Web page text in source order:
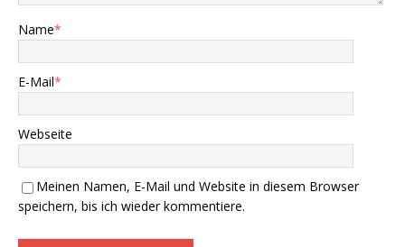
Name*
E-Mail*
Webseite
Meinen Namen, E-Mail und Website in diesem Browser
speichern, bis ich wieder kommentiere.